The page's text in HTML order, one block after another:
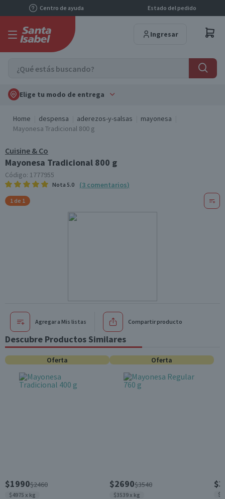
Centro de ayuda Estado del pedido
Ingresar
Elige tu modo de entrega
Home despensa aderezos-y-salsas
mayonesa
Mayonesa Tradicional 800 g
Cuisine & Co
Mayonesa Tradicional 800 g
Código: 1777955
Nota 5.0 (3 comentarios)
1 de 1
Agregar a Mis listas Compartir producto
Descubre Productos Similares
Oferta
$1990$2460
$4975 x kg
Oferta
$2690$3540
$3539 x kg